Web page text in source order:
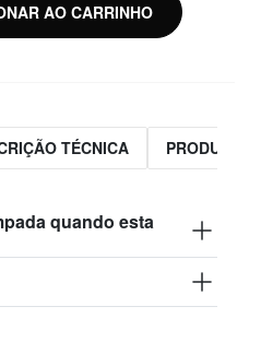
AO CARRINHO
TÉCNICA PRODUTOS
quando esta